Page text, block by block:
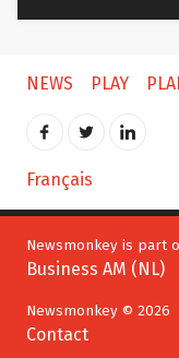
NEWS PLAY
Français
Newsmonkey is part
Business AM (NL)
Newsmonkey © 2026
Contact